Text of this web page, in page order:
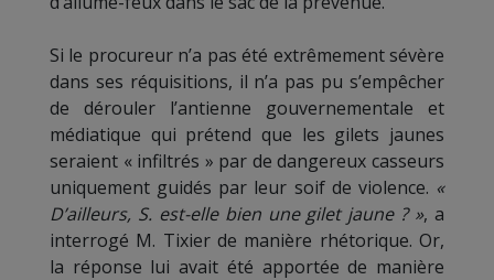
Si le procureur n’a pas été extrêmement sévère
dans ses réquisitions, il n’a pas pu s’empêcher
de dérouler l’antienne gouvernementale et
médiatique qui prétend que les gilets jaunes
seraient « infiltrés » par de dangereux casseurs
uniquement guidés par leur soif de violence. «
D’ailleurs, S. est-elle bien une gilet jaune ? », a
interrogé M. Tixier de manière rhétorique. Or,
la réponse lui avait été apportée de manière